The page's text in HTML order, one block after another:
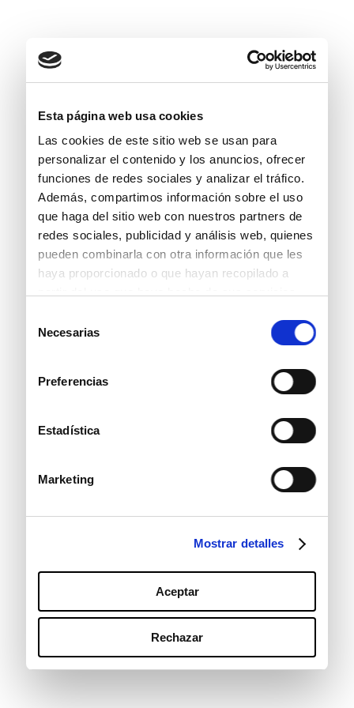
Esta página web usa cookies
Las cookies de este sitio web se usan para
personalizar el contenido y los anuncios, ofrecer
funciones de redes sociales y analizar el tráfico.
Además, compartimos información sobre el uso
que haga del sitio web con nuestros partners de
redes sociales, publicidad y análisis web, quienes
pueden combinarla con otra información que les
haya proporcionado o que hayan recopilado a
deNecesarias
Preferencias
Estadística
Marketing
Mostrar detalles
Aceptar
Rechazar